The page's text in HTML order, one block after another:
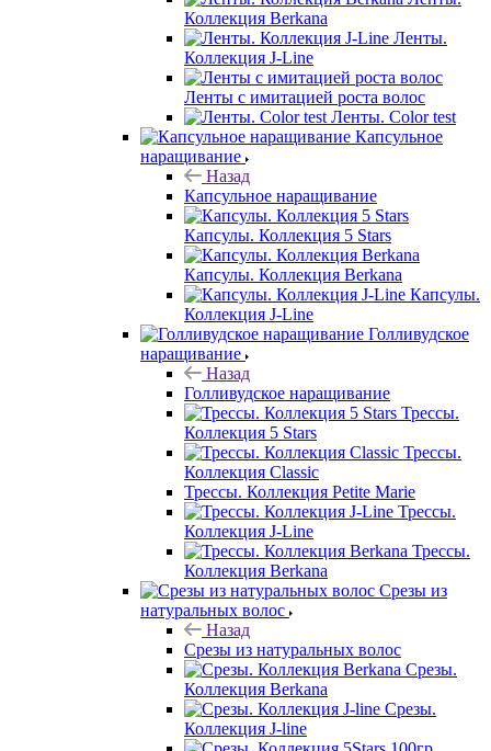
Коллекция Berkana
Ленты.
Коллекция J-Line
Ленты с имитацией роста волос
Ленты. Color test
Капсульное
наращивание
Назад
Капсульное наращивание
Капсулы. Коллекция 5 Stars
Капсулы. Коллекция Berkana
Капсулы.
Коллекция J-Line
Голливудское
наращивание
Назад
Голливудское наращивание
Трессы.
Коллекция 5 Stars
Трессы.
Коллекция Classic
Трессы. Коллекция Petite Marie
Трессы.
Коллекция J-Line
Трессы.
Коллекция Berkana
Срезы из
натуральных волос
Назад
Срезы из натуральных волос
Срезы.
Коллекция Berkana
Срезы.
Коллекция J-line